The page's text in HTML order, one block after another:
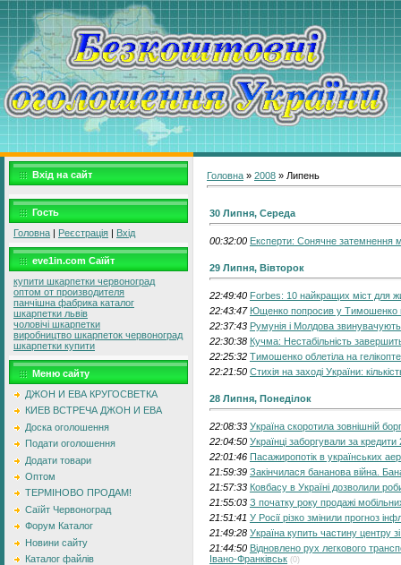
Вхід на сайт
Гость
Головна | Реєстрація | Вхід
eve1in.com Саїйт
купити шкарпетки червоноград
оптом от производителя
панчішна фабрика каталог
шкарпетки львів
чоловічі шкарпетки
виробництво шкарпеток червоноград
шкарпетки купити
Меню сайту
ДЖОН И ЕВА КРУГОСВЕТКА
КИЕВ ВСТРЕЧА ДЖОН И ЕВА
Доска оголошення
Подати оголошення
Додати товари
Оптом
ТЕРМІНОВО ПРОДАМ!
Саїйт Червоноград
Форум Каталог
Новини сайту
Каталог файлів
Головна » 2008 » Липень
30 Липня, Середа
00:32:00 Експерти: Сонячне затемнення
29 Липня, Вівторок
22:49:40 Forbes: 10 найкращих міст для
22:43:47 Ющенко попросив у Тимошенко
22:37:43 Румунія і Молдова
22:30:38 Кучма: Нестабільність
22:25:32 Тимошенко облетіла на
22:21:50 Стихія на заході України:
28 Липня, Понеділок
22:08:33 Україна скоротила зовнішній борг
22:04:50 Українці заборгували за кредити
22:01:46 Пасажиропотік в українських
21:59:39 Закінчилася бананова війна.
21:57:33 Ковбасу в Україні дозволили
21:55:03 З початку року продажі
21:51:41 У Росії різко змінили прогноз
21:49:28 Україна купить частину центру
21:44:50 Відновлено рух легкового
Івано-Франківськ (0)